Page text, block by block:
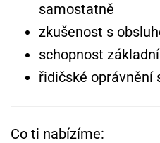
samostatně
zkušenost s
schopnost
řidičské oprávnění
Co ti nabízíme: